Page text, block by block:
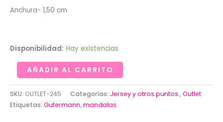
Anchura- 1,50 cm
Disponibilidad: Hay existencias
de
tela
de
AÑADIR AL CARRITO
SKU: OUTLET-245 Categorías: Jersey y otros puntos.,Outlet
Etiquetas: Gutermann,mandalas